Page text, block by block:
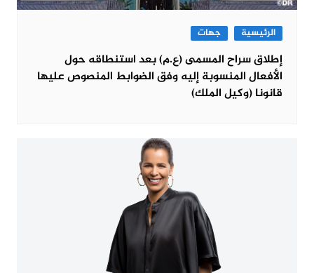
الرئيسية جهات
إطلاق سراح المسمى (ع.م) بعد استنطاقه حول
الأفعال المنسوبة إليه وفق الضوابط المنصوص عليها
قانونا (وكيل الملك)